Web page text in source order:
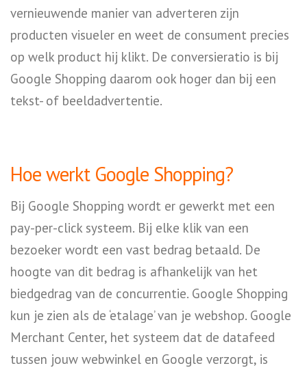
vernieuwende manier van adverteren zijn
producten visueler en weet de consument precies
op welk product hij klikt. De conversieratio is bij
Google Shopping daarom ook hoger dan bij een
tekst- of beeldadvertentie.
Hoe werkt Google Shopping?
Bij Google Shopping wordt er gewerkt met een
pay-per-click systeem. Bij elke klik van een
bezoeker wordt een vast bedrag betaald. De
hoogte van dit bedrag is afhankelijk van het
biedgedrag van de concurrentie. Google Shopping
kun je zien als de ‘etalage’ van je webshop. Google
Merchant Center, het systeem dat de datafeed
tussen jouw webwinkel en Google verzorgt, is